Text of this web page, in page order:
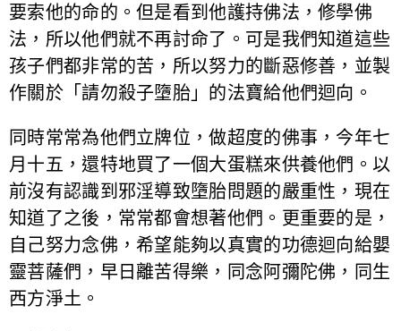
要索他的命的。但是看到他護持佛法，修學佛
法，所以他們就不再討命了。可是我們知道這些
孩子們都非常的苦，所以努力的斷惡修善，並製
作關於「請勿殺子墮胎」的法寶給他們迴向。
同時常常為他們立牌位，做超度的佛事，今年七
月十五，還特地買了一個大蛋糕來供養他們。以
前沒有認識到邪淫導致墮胎問題的嚴重性，現在
知道了之後，常常都會想著他們。更重要的是，
自己努力念佛，希望能夠以真實的功德迴向給嬰
靈菩薩們，早日離苦得樂，同念阿彌陀佛，同生
西方淨土。